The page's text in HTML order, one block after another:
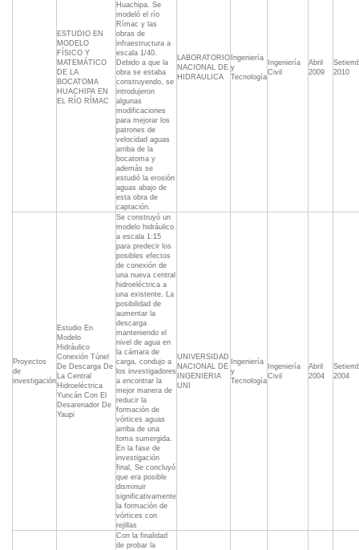
ESTUDIO EN
MODELO
FÍSICO Y
MATEMÁTICO
DE LA
BOCATOMA
HUACHIPA EN
EL RÍO RÍMAC
Huachipa. Se
modeló el río
Rímac y las
obras de
infraestructura a
escala 1/40.
Debido a que la
obra se estaba
construyendo, se
introdujeron
algunas
modificaciones
para mejorar los
patrones de
velocidad aguas
arriba de la
bocatoma y
además se
estudió la erosión
aguas abajo de
esta obra de
captación.
LABORATORIO
NACIONAL DE
HIDRAULICA
Ingeniería
y
Tecnología
Ingeniería
Civil
Abril
2009
2010
Proyectos
de
investigación
Estudio En
Modelo
Hidráulico
Conexión Túnel
De Descarga De
La Central
Hidroeléctrica
Yuncán Con El
Desarenador De
Yaupi
Se construyó un
modelo hidráulico
a escala 1:15
para predecir los
posibles efectos
de conexión de
una nueva central
hidroeléctrica a
una existente. La
posibilidad de
aumentar la
descarga
manteniendo el
nivel de agua en
la cámara de
carga, condujo a
los investigadores
a encontrar la
mejor manera de
reducir la
formación de
vórtices aguas
arriba de una
toma sumergida.
En la fase de
investigación
final, Se concluyó
que era posible
disminuir
significativamente
la formación de
vórtices con
rejillas
UNIVERSIDAD
NACIONAL DE
INGENIERIA
UNI
Ingeniería
y
Tecnología
Ingeniería
Civil
Abril
2004
2004
Con la finalidad
de probar la